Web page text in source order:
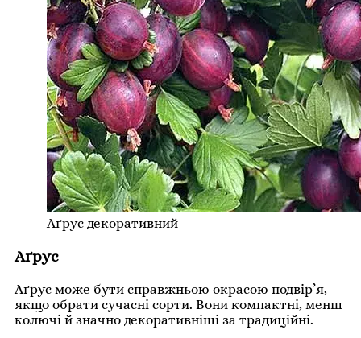
Аґрус декоративний
Аґрус
Аґрус може бути справжньою окрасою подвір’я,
якщо обрати сучасні сорти. Вони компактні, менш
колючі й значно декоративніші за традиційні.